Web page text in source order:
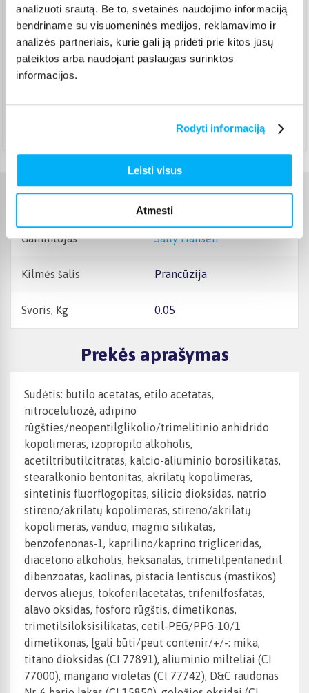
analizuoti srautą. Be to, svetainės naudojimo informaciją
bendriname su visuomeninės medijos, reklamavimo ir
analizės partneriais, kurie gali ją pridėti prie kitos jūsų
pateiktos arba naudojant paslaugas surinktos
informacijos.
Rodyti informaciją
Leisti visus
Atmesti
Rugpjūtis 26d. - Rugsėjis 3d.
DPD kurjeris ( 3,99 €
Rugpjūtis 27d. - Rugsėjis 4d.
DPD paštomatas
Pristato ir šeštadienį
Gamintojas Sally Hansen
Kilmės šalis Prancūzija
Svoris, Kg 0.05
Prekės aprašymas
Sudėtis: butilo acetatas, etilo acetatas,
nitroceluliozė, adipino
rūgšties/neopentilglikolio/trimelitinio anhidrido
kopolimeras, izopropilo alkoholis,
acetiltributilcitratas, kalcio-aliuminio borosilikatas,
stearalkonio bentonitas, akrilatų kopolimeras,
sintetinis fluorflogopitas, silicio dioksidas, natrio
stireno/akrilatų kopolimeras, stireno/akrilatų
kopolimeras, vanduo, magnio silikatas,
benzofenonas-1, kaprilino/kaprino trigliceridas,
diacetono alkoholis, heksanalas, trimetilpentanediil
dibenzoatas, kaolinas, pistacia lentiscus (mastikos)
dervos aliejus, tokoferilacetatas, trifenilfosfatas,
alavo oksidas, fosforo rūgštis, dimetikonas,
trimetilsiloksisilikatas, cetil-PEG/PPG-10/1
dimetikonas, [gali būti/peut contenir/+/-: mika,
titano dioksidas (CI 77891), aliuminio milteliai (CI
77000), mangano violetas (CI 77742), D&C raudonas